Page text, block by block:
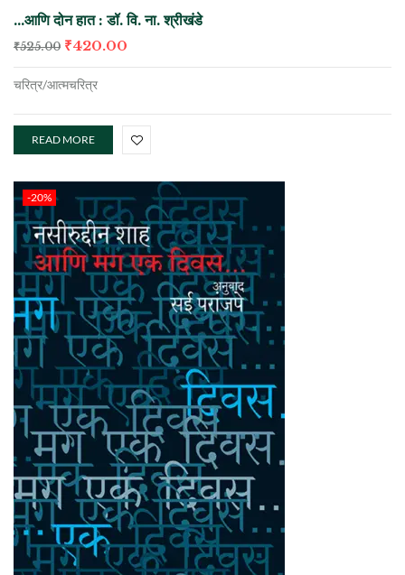
…आणि दोन हात : डॉ. वि. ना. श्रीखंडे
₹525.00 ₹420.00
चरित्र/आत्मचरित्र
READ MORE
-20%